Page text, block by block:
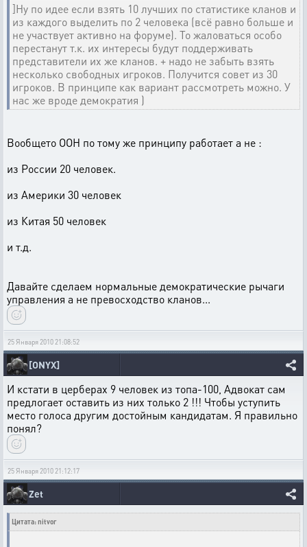
]Ну по идее если взять 10 лучших по статистике кланов и
из каждого выделить по 2 человека (всё равно больше и
не участвует активно на форуме). То жаловаться особо
перестанут т.к. их интересы будут поддерживать
представители их же кланов. + надо не забыть взять
несколько свободных игроков. Получится совет из 30
игроков. В принципе как вариант рассмотреть можно. У
нас же вроде демократия )
Вообщето ООН по тому же принципу работает а не :
из России 20 человек.
из Америки 30 человек
из Китая 50 человек
и т.д.
Давайте сделаем нормальные демократические рычаги
управления а не превосходство кланов...
25 Января 2010 21:08:52
[ONYX]
И кстати в церберах 9 человек из топа-100, Адвокат сам
предлогает оставить из них только 2 !!! Чтобы уступить
место голоса другим достойным кандидатам. Я правильно
понял?
25 Января 2010 21:12:17
Zet
Цитата: nitvor